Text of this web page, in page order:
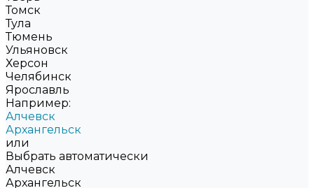
Томск
Тула
Тюмень
Ульяновск
Херсон
Челябинск
Ярославль
Например:
Алчевск
Архангельск
или
Выбрать автоматически
Алчевск
Архангельск